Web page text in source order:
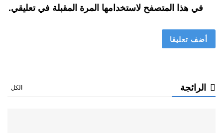
في هذا المتصفح لاستخدامها المرة المقبلة في تعليقي.
الرائجة الكل